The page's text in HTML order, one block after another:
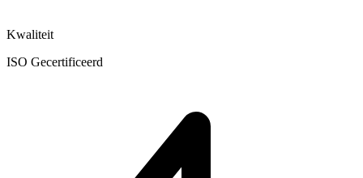
Kwaliteit
ISO Gecertificeerd